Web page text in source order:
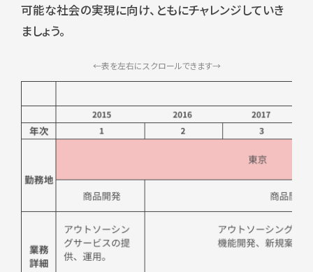
可能な社会の実現に向け、ともにチャレンジしていき
ましょう。